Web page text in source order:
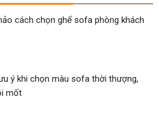
cách chọn ghế sofa phòng khách
ý khi chọn màu sofa thời thượng,
mốt